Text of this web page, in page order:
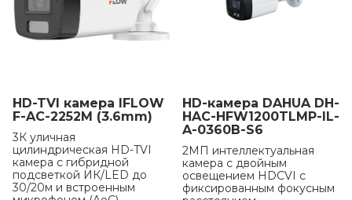
HD-TVI камера IFLOW
F-AC-2252M (3.6mm)
3К уличная
цилиндрическая HD-TVI
камера с гибридной
подсветкой ИК/LED до
30/20м и встроенным
HD-камера DAHUA DH-
HAC-HFW1200TLMP-IL-
A-0360B-S6
2МП интеллектуальная
камера с двойным
освещением HDCVI с
фиксированным фокусным